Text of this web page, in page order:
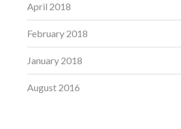
April 2018
February 2018
January 2018
August 2016